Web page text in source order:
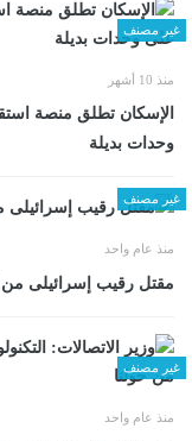
غير مصنف
منذ 10 أشهر
الإسكان تطلق منصة
وحدات بديلة
غير مصنف
منذ عام واحد
مقتل رقيب إسرائيلى من
غير مصنف
منذ عام واحد